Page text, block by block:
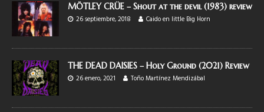
MÖTLEY CRÜE – Shout at the devil (1983) review
26 septiembre, 2018
Caido en little Big Horn
THE DEAD DAISIES – Holy Ground (2021) Review
26 enero, 2021
Toño Martínez Mendizábal